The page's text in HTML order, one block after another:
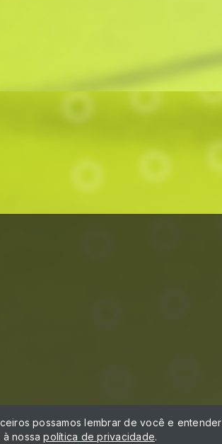
possamos lembrar de você e
à nossapolítica de privacidade.